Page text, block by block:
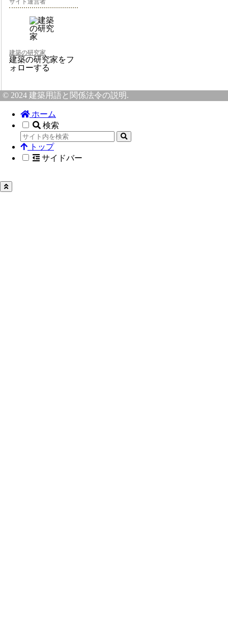
サイト運営者
建築の研究家
建築の研究家をフ
ォローする
© 2024 建築用語と関係法令の説明.
ホーム
検索
トップ
サイドバー